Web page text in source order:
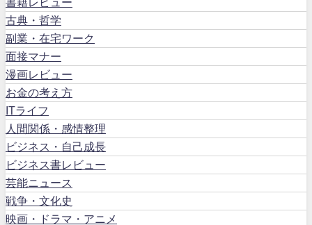
古典・哲学
副業・在宅ワーク
面接マナー
漫画レビュー
お金の考え方
ITライフ
人間関係・感情整理
ビジネス・自己成長
ビジネス書レビュー
芸能ニュース
戦争・文化史
映画・ドラマ・アニメ